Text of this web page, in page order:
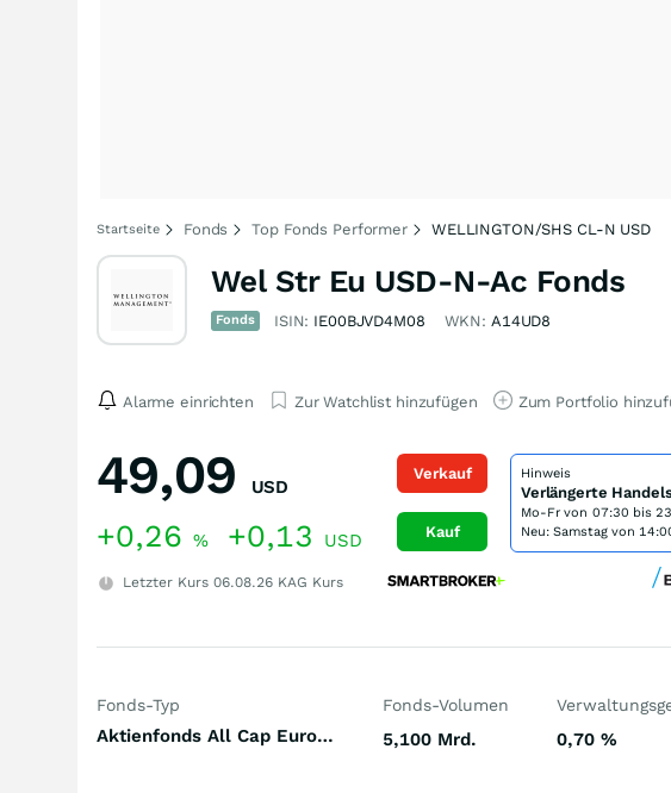
Startseite Fonds Top Fonds Performer WELLINGTON/SHS CL-N USD
Wel Str Eu USD-N-Ac Fonds
Fonds ISIN: IE00BJVD4M08 WKN: A14UD8
Alarme einrichten Zur Watchlist hinzufügen Zum Portfolio
49,09 USD
+0,26 % +0,13 USD
Letzter Kurs 06.08.26 KAG Kurs
Verkauf
Kauf
Hinweis
Verlängerte
Mo-Fr von 07:30 bis
Neu: Samstag von
Fonds-Typ
Aktienfonds All Cap Europa
Fonds-Volumen
5,100 Mrd. 0,70 %